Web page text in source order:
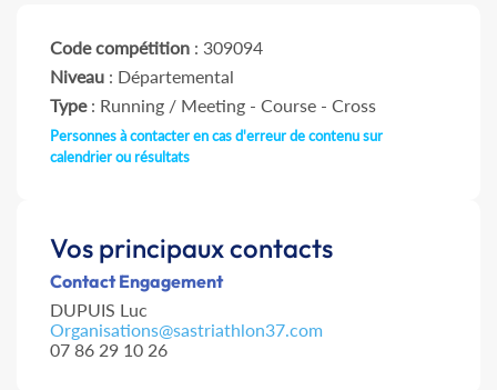
Code compétition : 309094
Niveau : Départemental
Type: Running / Meeting - Course - Cross
Personnes à contacter en cas d'erreur de contenu sur
calendrier ou résultats
Vos principaux contacts
Contact Engagement
DUPUIS Luc
Organisations@sastriathlon37.com
07 86 29 10 26